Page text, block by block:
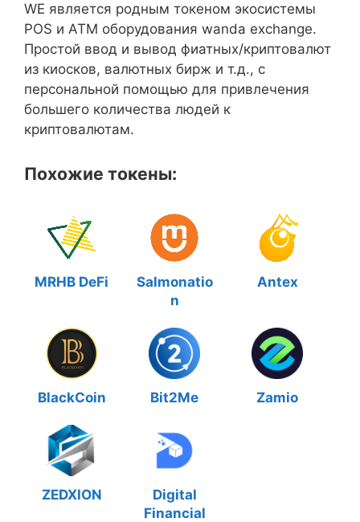
WE является родным токеном экосистемы
POS и ATM оборудования wanda exchange.
Простой ввод и вывод фиатных/криптовалют
из киосков, валютных бирж и т.д., с
персональной помощью для привлечения
большего количества людей к
криптовалютам.
Похожие токены:
MRHB DeFi
Salmonatio
n
Antex
BlackCoin Bit2Me Zamio
ZEDXION
Digital
Financial